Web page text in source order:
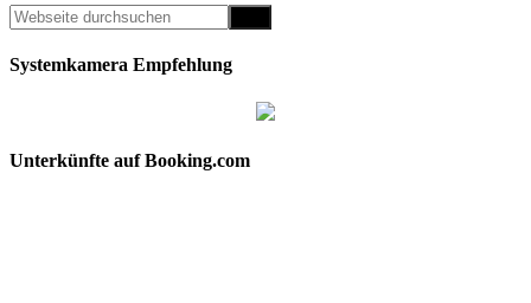
Systemkamera Empfehlung
Unterkünfte auf Booking.com